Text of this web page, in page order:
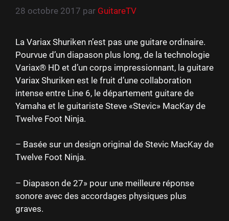
28 octobre 2017 par GuitareTV
La Variax Shuriken n’est pas une guitare ordinaire.
Pourvue d’un diapason plus long, de la technologie
Variax® HD et d’un corps impressionnant, la guitare
Variax Shuriken est le fruit d’une collaboration
intense entre Line 6, le département guitare de
Yamaha et le guitariste Steve «Stevic» MacKay de
Twelve Foot Ninja.
– Basée sur un design original de Stevic MacKay de
Twelve Foot Ninja.
– Diapason de 27» pour une meilleure réponse
sonore avec des accordages physiques plus
graves.